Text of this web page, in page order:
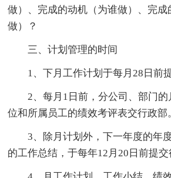
做）、完成的动机（为谁做）、完成
做）？
三、计划管理的时间
1、下月工作计划于每月28日前
2、每月1日前，分公司、部门
位和所属员工的绩效考评表交行政部
3、除月计划外，下一年度的年
的工作总结，于每年12月20日前提交